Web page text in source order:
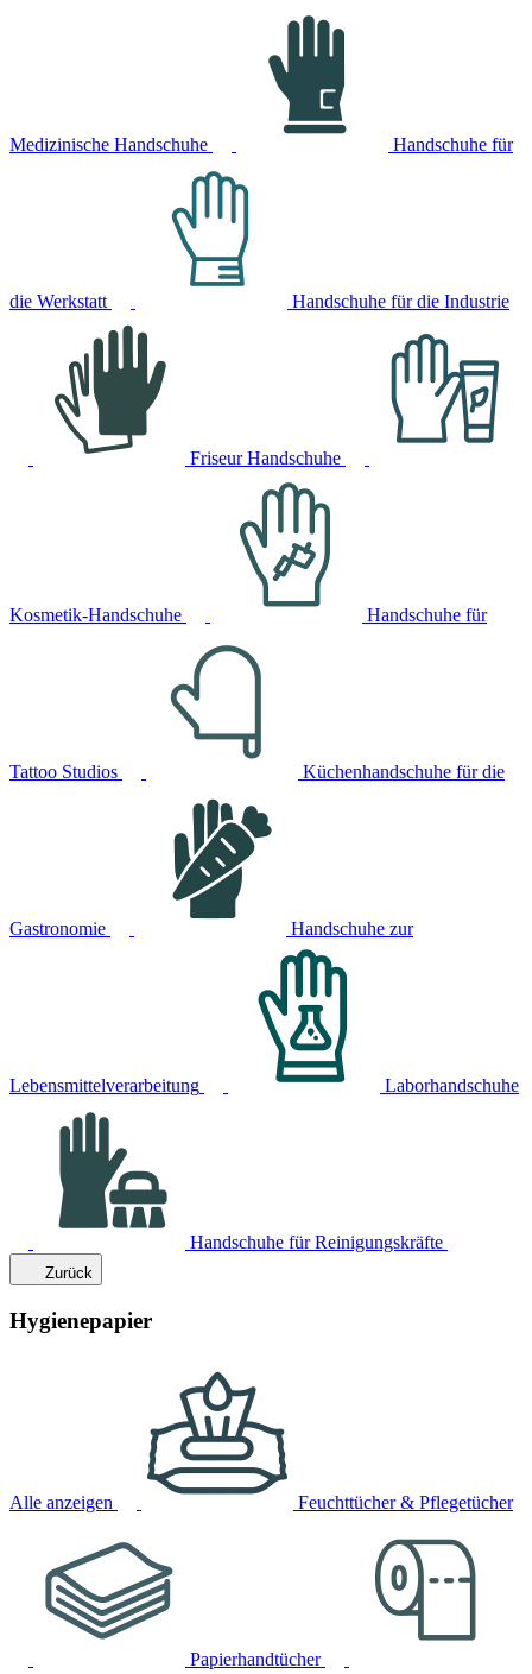
Medizinische Handschuhe Handschuhe für
die Werkstatt Handschuhe für die Industrie
Friseur Handschuhe
Kosmetik-Handschuhe Handschuhe für
Tattoo Studios Küchenhandschuhe für die
Gastronomie Handschuhe zur
Lebensmittelverarbeitung Laborhandschuhe
Handschuhe für Reinigungskräfte
Zurück
Hygienepapier
Alle anzeigen Feuchttücher & Pflegetücher
Papierhandtücher